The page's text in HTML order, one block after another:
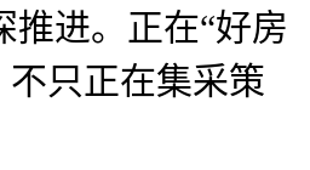
进。正在“好房
只正在集采策